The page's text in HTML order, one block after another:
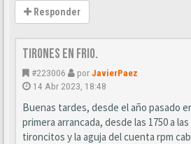
Responder
Tirones en frio.
#223006 porJavierPaez
14 Abr 2023, 18:48
Buenas tardes, desde el año pasado
primera arrancada, desde las 1750 a
tironcitos y la aguja del cuenta rpm